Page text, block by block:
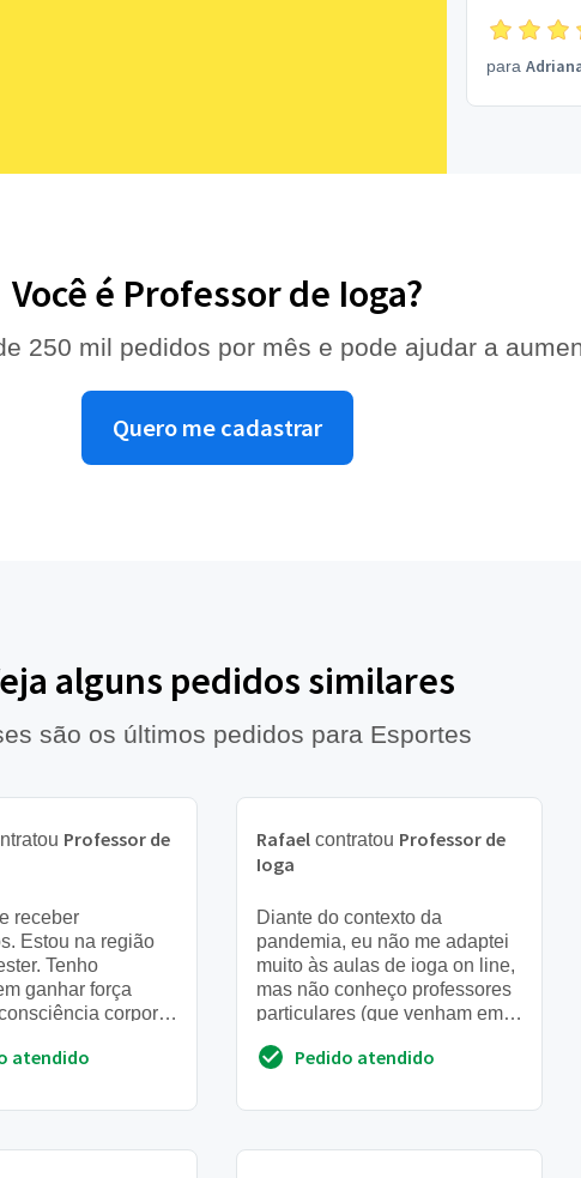
para
Você é Professor de Ioga?
250 mil pedidos por mês e pode ajudar a
Quero me cadastrar
alguns pedidos similares
são os últimos pedidos para Esportes
Professor de
receber
Estou na região
Tenho
ganhar força
corporal
atendido
Rafael contratou Professor de
Ioga
Diante do contexto da
pandemia, eu não me adaptei
muito às aulas de ioga on line,
mas não conheço professores
particulares (que venham em
tenho noções de valor...
Pedido atendido